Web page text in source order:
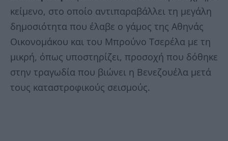
κείμενο, στο οποίο αντιπαραβάλλει τη μεγάλη
δημοσιότητα που έλαβε ο γάμος της Αθηνάς
Οικονομάκου και του Μπρούνο Τσερέλα με τη
μικρή, όπως υποστηρίζει, προσοχή που δόθηκε
στην τραγωδία που βιώνει η Βενεζουέλα μετά
τους καταστροφικούς σεισμούς.